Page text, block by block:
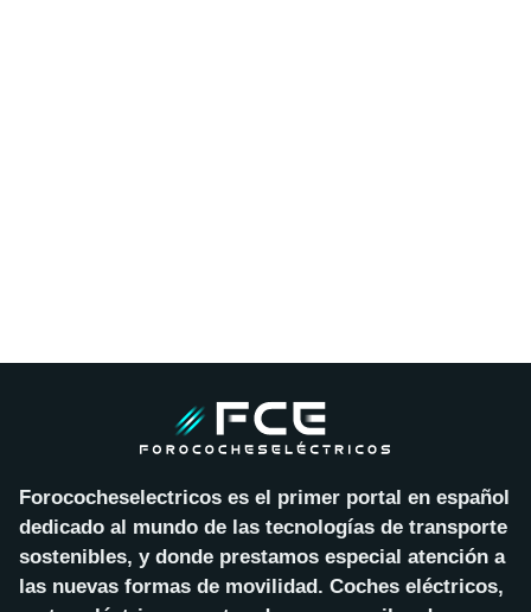
Forococheselectricos es el primer portal en español
dedicado al mundo de las tecnologías de transporte
sostenibles, y donde prestamos especial atención a
las nuevas formas de movilidad. Coches eléctricos,